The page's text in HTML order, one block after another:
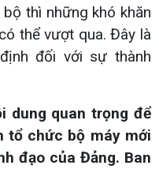
thì những khó khăn
thể vượt qua. Đây là
đối với sự thành
dung quan trọng để
tổ chức bộ máy mới
đạo của Đảng. Ban